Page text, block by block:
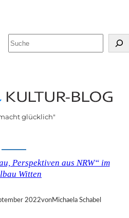
glücklich"
Perspektiven aus NRW“ im
Witten
2022vonMichaela Schabel